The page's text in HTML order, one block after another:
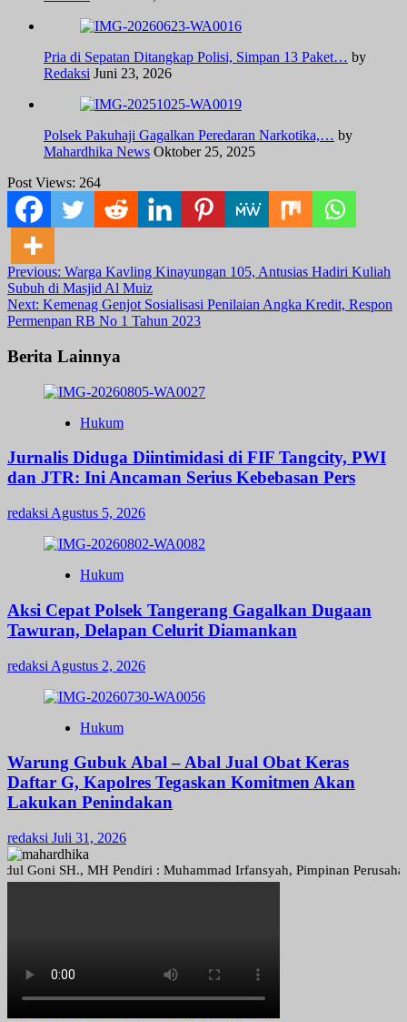
Pria di Sepatan Ditangkap Polisi, Simpan 13 Paket… by
Redaksi Juni 23, 2026
Polsek Pakuhaji Gagalkan Peredaran Narkotika,… by
Mahardhika News Oktober 25, 2025
Post Views: 264
Post
navigation
Previous: Warga Kavling Kinayungan 105, Antusias Hadiri Kuliah
Subuh di Masjid Al Muiz
Next: Kemenag Genjot Sosialisasi Penilaian Angka Kredit, Respon
Permenpan RB No 1 Tahun 2023
Berita Lainnya
Hukum
Jurnalis Diduga Diintimidasi di FIF Tangcity, PWI
dan JTR: Ini Ancaman Serius Kebebasan Pers
redaksi Agustus 5, 2026
Hukum
Aksi Cepat Polsek Tangerang Gagalkan Dugaan
Tawuran, Delapan Celurit Diamankan
redaksi Agustus 2, 2026
Hukum
Warung Gubuk Abal – Abal Jual Obat Keras
Daftar G, Kapolres Tegaskan Komitmen Akan
Lakukan Penindakan
redaksi Juli 31, 2026
Goni SH., MH Pendiri : Muhammad Irfansyah, Pimpinan